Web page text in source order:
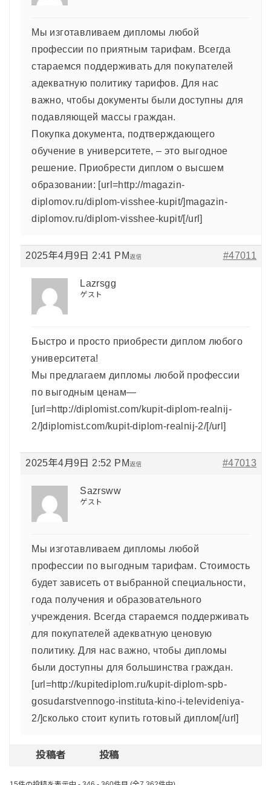
Мы изготавливаем дипломы любой
профессии по приятным тарифам. Всегда
стараемся поддерживать для покупателей
адекватную политику тарифов. Для нас
важно, чтобы документы были доступны для
подавляющей массы граждан.
Покупка документа, подтверждающего
обучение в университете, – это выгодное
решение. Приобрести диплом о высшем
образовании: [url=http://magazin-
diplomov.ru/diplom-visshee-kupit/]magazin-
diplomov.ru/diplom-visshee-kupit/[/url]
2025年4月9日 2:41 PM #47011
返信
Lazrsgg
ゲスト
Быстро и просто приобрести диплом любого
университета!
Мы предлагаем дипломы любой профессии
по выгодным ценам—
[url=http://diplomist.com/kupit-diplom-realnij-
2/]diplomist.com/kupit-diplom-realnij-2/[/url]
2025年4月9日 2:52 PM #47013
返信
Sazrsww
ゲスト
Мы изготавливаем дипломы любой
профессии по выгодным тарифам. Стоимость
будет зависеть от выбранной специальности,
года получения и образовательного
учреждения. Всегда стараемся поддерживать
для покупателей адекватную ценовую
политику. Для нас важно, чтобы дипломы
были доступны для большинства граждан.
[url=http://kupitediplom.ru/kupit-diplom-spb-
gosudarstvennogo-instituta-kino-i-televideniya-
2/]сколько стоит купить готовый диплом[/url]
投稿者 投稿